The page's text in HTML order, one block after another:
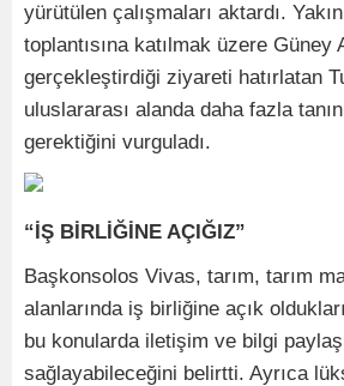
yürütülen çalışmaları aktardı.
toplantısına katılmak üzere Güney
gerçekleştirdiği ziyareti hatırlatan
uluslararası alanda daha fazla
gerektiğini vurguladı.
“İŞ BİRLİĞİNE AÇIĞIZ”
Başkonsolos Vivas, tarım, tarım
alanlarında iş birliğine açık
bu konularda iletişim ve bilgi
sağlayabileceğini belirtti. Ayrıca